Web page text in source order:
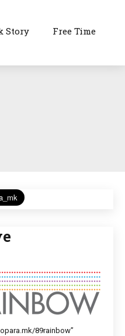
Story Free Time
89rainbow”